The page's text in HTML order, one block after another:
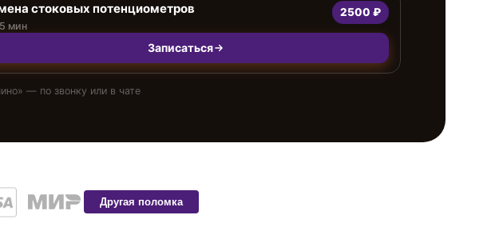
стоковых потенциометров
мин
2500 ₽
Записаться
» — по звонку или в чате
Другая поломка